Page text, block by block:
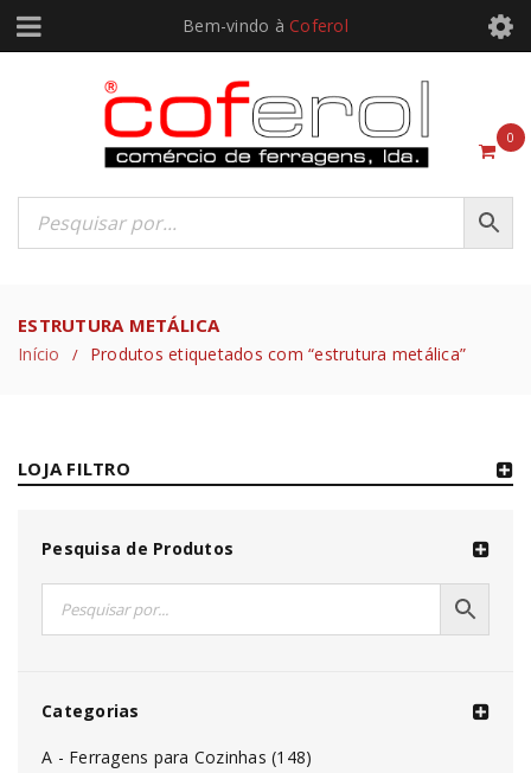
Bem-vindo à Coferol
0
ESTRUTURA METÁLICA
Início / Produtos etiquetados com “estrutura metálica”
LOJA FILTRO
Pesquisa de Produtos
Categorias
A - Ferragens para Cozinhas (148)